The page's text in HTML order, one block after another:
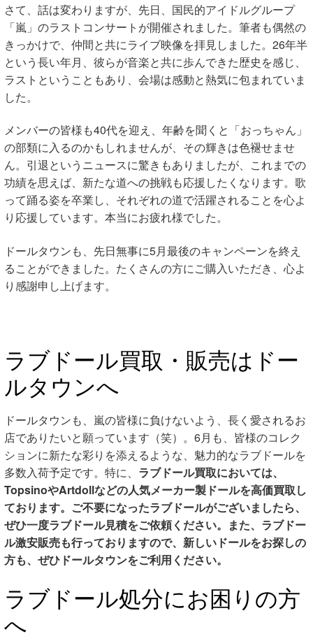
さて、話は変わりますが、先日、国民的アイドルグループ
「嵐」のラストコンサートが開催されました。筆者も偶然の
きっかけで、仲間と共にライブ映像を拝見しました。26年半
という長い年月、彼らが音楽と共に歩んできた歴史を感じ、
ラストということもあり、会場は感動と熱気に包まれていま
した。
メンバーの皆様も40代を迎え、年齢を聞くと「おっちゃん」
の部類に入るのかもしれませんが、その輝きは色褪せませ
ん。引退というニュースに驚きもありましたが、これまでの
功績を思えば、新たな道への挑戦も応援したくなります。歌
って踊る姿を卒業し、それぞれの道で活躍されることを心よ
り応援しています。本当にお疲れ様でした。
ドールタウンも、先日無事に5月最後のキャンペーンを終え
ることができました。たくさんの方にご購入いただき、心よ
り感謝申し上げます。
ラブドール買取・販売はドー
ルタウンへ
ドールタウンも、嵐の皆様に負けないよう、長く愛されるお
店でありたいと願っています（笑）。6月も、皆様のコレク
ションに新たな彩りを添えるような、魅力的なラブドールを
多数入荷予定です。特に、 ラブドール買取においては、
TopsinoやArtdollなどの人気メーカー製ドールを高価買取し
ております。ご不要になったラブドールがございましたら、
ぜひ一度ラブドール見積をご依頼ください。また、 ラブドー
ル激安販売も行っておりますので、新しいドールをお探しの
方も、ぜひドールタウンをご利用ください。
ラブドール処分にお困りの方
へ